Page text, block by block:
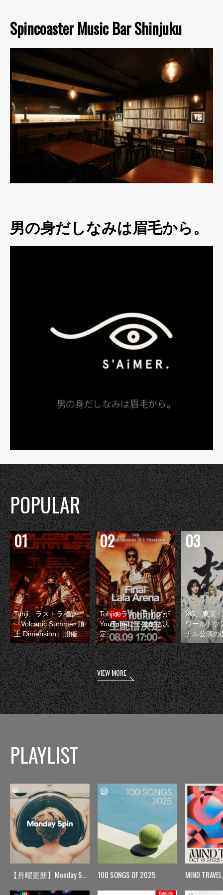
Spincoaster Music Bar Shinjuku
男の身だしなみは眉毛から。
POPULAR
Tohji、ラストライブ
『Volcanic Summer 頂
上 Dimension』開催
Tohjiのラストライブが
YouTubeにて生配信決
定
XG、東京
ワールドツ
ナル公演の
VIEW MORE
PLAYLIST
【月曜更新】Monday Spin 100 SONGS OF 2025 MIND TRAVEL